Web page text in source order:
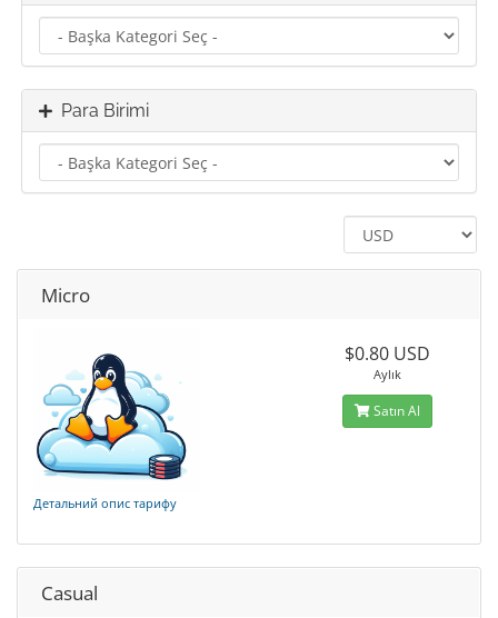
Para Birimi
Micro
Детальний опис тарифу
$0.80 USD
Aylık
Satın Al
Casual